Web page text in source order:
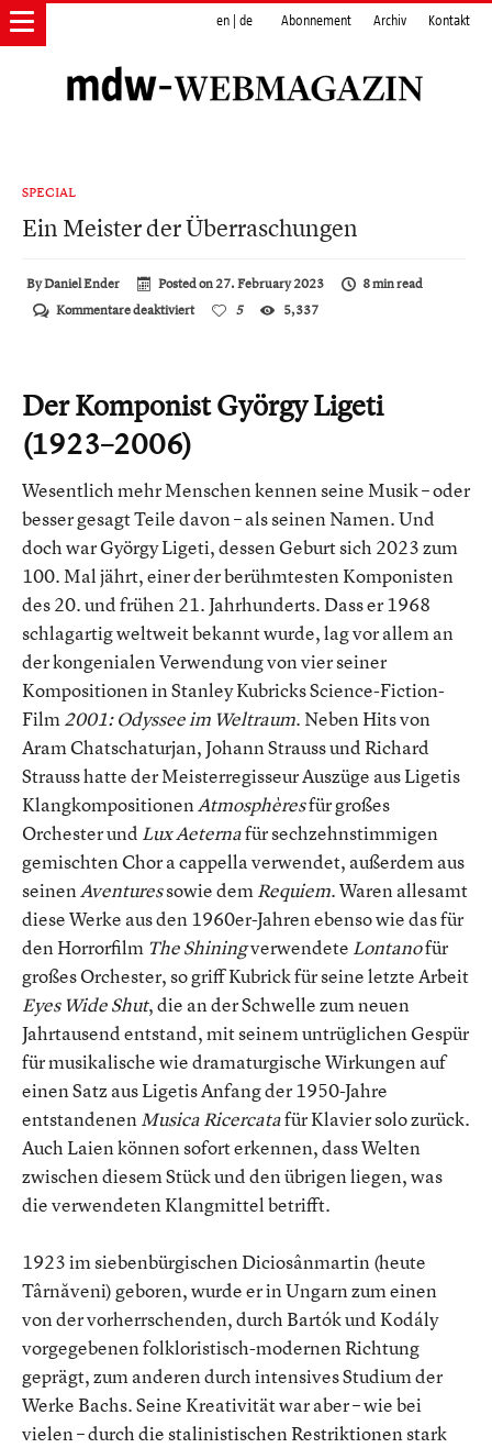
en de Abonnement Archiv Kontakt
SPECIAL
Ein Meister der Überraschungen
ByDaniel Ender Posted on27. February 2023
8 min read
Kommentare deaktiviertfür
5 5,337
Der Komponist György Ligeti
(1923–2006)
Wesentlich mehr Menschen kennen seine Musik – oder
besser gesagt Teile davon – als seinen Namen. Und
doch war György Ligeti, dessen Geburt sich 2023 zum
100. Mal jährt, einer der berühmtesten Komponisten
des 20. und frühen 21. Jahrhunderts. Dass er 1968
schlagartig weltweit bekannt wurde, lag vor allem an
der kongenialen Verwendung von vier seiner
Kompositionen in Stanley Kubricks Science-Fiction-
Film2001: Odyssee im Weltraum. Neben Hits von
Aram Chatschaturjan, Johann Strauss und Richard
Strauss hatte der Meisterregisseur Auszüge aus Ligetis
KlangkompositionenAtmosphèresfür großes
Orchester und Lux Aeternafür sechzehnstimmigen
gemischten Chor a cappella verwendet, außerdem aus
seinenAventuressowie demRequiem. Waren allesamt
diese Werke aus den 1960er-Jahren ebenso wie das für
den Horrorfilm The Shiningverwendete Lontanofür
großes Orchester, so griff Kubrick für seine letzte Arbeit
Eyes Wide Shut, die an der Schwelle zum neuen
Jahrtausend entstand, mit seinem untrüglichen Gespür
für musikalische wie dramaturgische Wirkungen auf
einen Satz aus Ligetis Anfang der 1950-Jahre
entstandenenMusica Ricercatafür Klavier solo zurück.
Auch Laien können sofort erkennen, dass Welten
zwischen diesem Stück und den übrigen liegen, was
die verwendeten Klangmittel betrifft.
1923 im siebenbürgischen Diciosânmartin (heute
Târnăveni) geboren, wurde er in Ungarn zum einen
von der vorherrschenden, durch Bartók und Kodály
vorgegebenen folkloristisch-modernen Richtung
geprägt, zum anderen durch intensives Studium der
Werke Bachs. Seine Kreativität war aber – wie bei
vielen – durch die stalinistischen Restriktionen stark